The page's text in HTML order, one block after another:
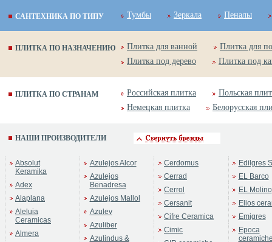
САНТЕХНИКА ПО ТИПУ Тумбы Зеркала Пеналы
ПЛИТКА ПО НАЗНАЧЕНИЮ Плитка для ванной
Плитка для
Плитка под дерево
Плитка под
ПЛИТКА ПО СТРАНАМ Российская плитка
Польская
Немецкая плитка
Белорусская
НАШИ ПРОИЗВОДИТЕЛИ
Absolut
Keramika
Adex
Alaplana
Aleluia
Ceramicas
Almera
Azulejos Alcor
Azulejos
Benadresa
Azulejos Mallol
Azulev
Azuliber
Azulindus &
Cerdomus
Cerrad
Cerrol
Cersanit
Cifre Ceramica
Cimic
Edilgres
EL Barco
EL Molino
Elios
Emigres
Epoca